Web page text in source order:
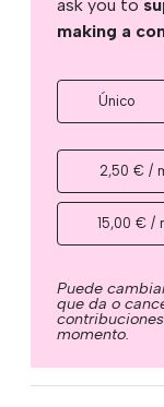
ask you to
making a
Único
2,50 € /
15,00 € /
Puede
que da o
momento.